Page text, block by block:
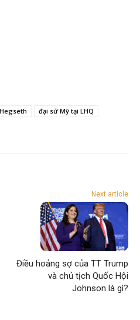
đại sứ Mỹ tại LHQ
Next article
Điều hoảng sợ của TT Trump
và chủ tịch Quốc Hội
Johnson là gì?